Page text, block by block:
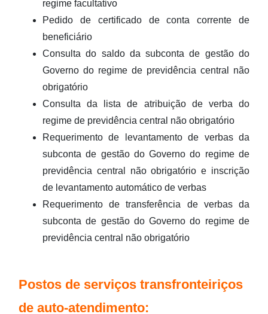
regime facultativo
Pedido de certificado de conta corrente de
beneficiário
Consulta do saldo da subconta de gestão do
Governo do regime de previdência central não
obrigatório
Consulta da lista de atribuição de verba do
regime de previdência central não obrigatório
Requerimento de levantamento de verbas da
subconta de gestão do Governo do regime de
previdência central não obrigatório e inscrição
de levantamento automático de verbas
Requerimento de transferência de verbas da
subconta de gestão do Governo do regime de
previdência central não obrigatório
Postos de serviços transfronteiriços
de auto-atendimento: